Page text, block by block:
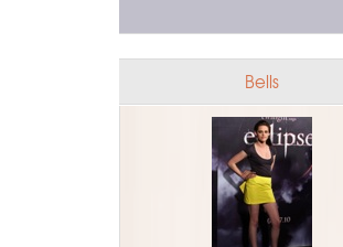
Bells